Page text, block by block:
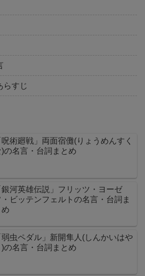
らすじ
呪術廻戦」両面宿儺(りょうめんすく
)の名言・台詞まとめ
銀河英雄伝説」フリッツ・ヨーゼ
・ビッテンフェルトの名言・台詞ま
め
弱虫ペダル」新開隼人(しんかいはや
)の名言・台詞まとめ